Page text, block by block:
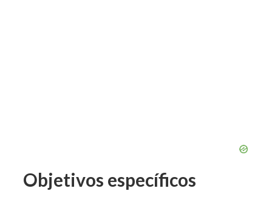
Objetivos específicos